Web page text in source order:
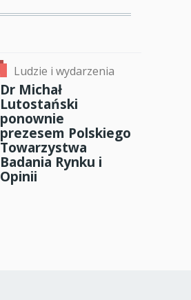
Ludzie i wydarzenia
Dr Michał
Lutostański
ponownie
prezesem Polskiego
Towarzystwa
Badania Rynku i
Opinii